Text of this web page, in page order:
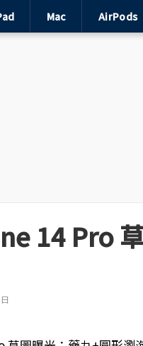
Mac AirPods
14 Pro